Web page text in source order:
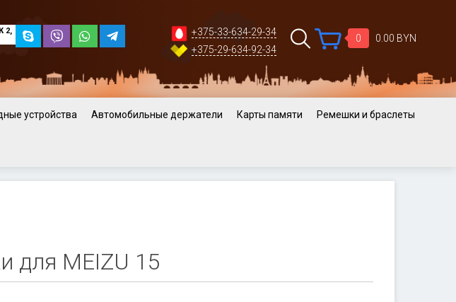
2,
+375-33-634-29-34
+375-29-634-92-34
0 0.00 BYN
устройства Автомобильные держатели Карты памяти Ремешки и браслеты
для MEIZU 15